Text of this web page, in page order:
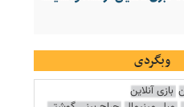
وبگردی
بازی آنلاین